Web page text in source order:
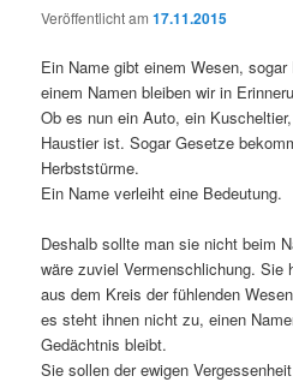
Veröffentlicht am17.11.2015
Ein Name gibt einem Wesen,
einem Namen bleiben wir in
Ob es nun ein Auto, ein
Haustier ist. Sogar Gesetze
Herbststürme.
Ein Name verleiht eine Bedeutung.
Deshalb sollte man sie nicht beim
wäre zuviel Vermenschlichung. Sie
aus dem Kreis der fühlenden
es steht ihnen nicht zu, einen
Gedächtnis bleibt.
Sie sollen der ewigen